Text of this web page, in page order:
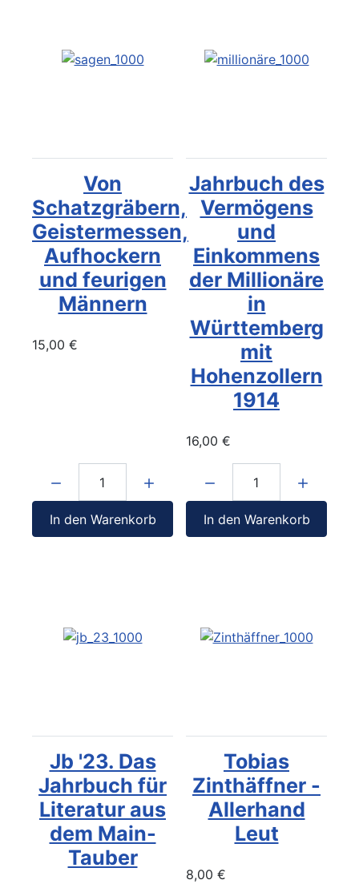
Von
Schatzgräbern,
Geistermessen,
Aufhockern
und feurigen
Männern
15,00 €
In den Warenkorb
Jahrbuch des
Vermögens
und
Einkommens
der Millionäre
in
Württemberg
mit
Hohenzollern
1914
16,00 €
In den Warenkorb
Jb '23. Das
Jahrbuch für
Literatur aus
dem Main-
Tauber
Tobias
Zinthäffner -
Allerhand
Leut
8,00 €